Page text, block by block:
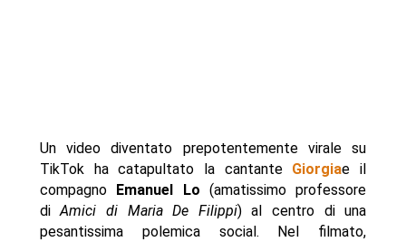
Un video diventato prepotentemente virale su
TikTok ha catapultato la cantante Giorgiae il
compagno Emanuel Lo (amatissimo professore
diAmici di Maria De Filippi) al centro di una
pesantissima polemica social. Nel filmato,